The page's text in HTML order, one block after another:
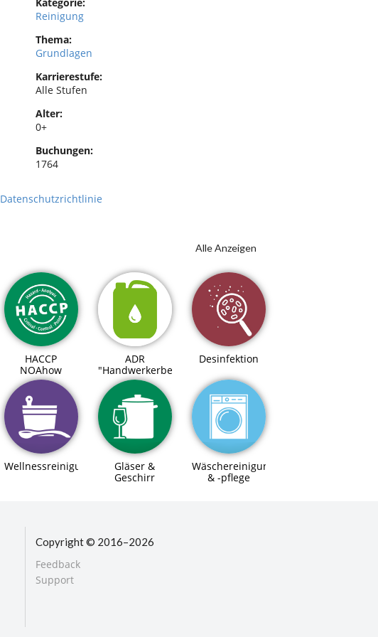
Kategorie:
Reinigung
Thema:
Grundlagen
Karrierestufe:
Alle Stufen
Alter:
0+
Buchungen:
1764
Datenschutzrichtlinie
Alle Anzeigen
HACCP
NOAhow
ADR
"Handwerkerbefreiung"
Desinfektion
Wellnessreinigung
Gläser &
Geschirr
Wäschereinigung
& -pflege
Copyright © 2016–2026
Feedback
Support